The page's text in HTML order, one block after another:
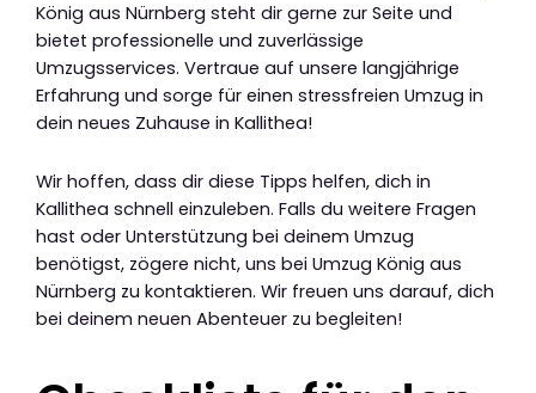
König aus Nürnberg steht dir gerne zur Seite und
bietet professionelle und zuverlässige
Umzugsservices. Vertraue auf unsere langjährige
Erfahrung und sorge für einen stressfreien Umzug in
dein neues Zuhause in Kallithea!
Wir hoffen, dass dir diese Tipps helfen, dich in
Kallithea schnell einzuleben. Falls du weitere Fragen
hast oder Unterstützung bei deinem Umzug
benötigst, zögere nicht, uns bei Umzug König aus
Nürnberg zu kontaktieren. Wir freuen uns darauf, dich
bei deinem neuen Abenteuer zu begleiten!